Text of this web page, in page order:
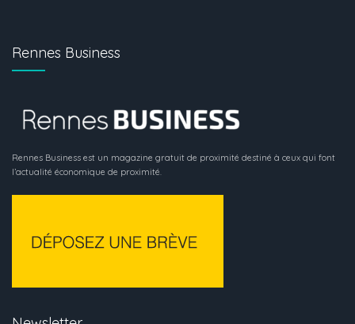
Rennes Business
Rennes Business est un magazine gratuit de proximité destiné à ceux qui font
l’actualité économique de proximité.